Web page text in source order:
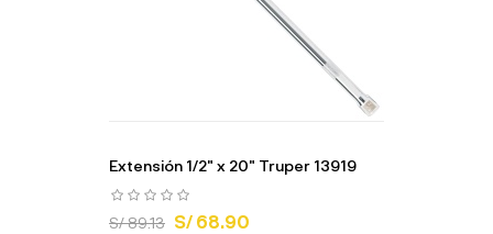
Extensión 1/2" x 20" Truper 13919
S/ 89.13 S/ 68.90